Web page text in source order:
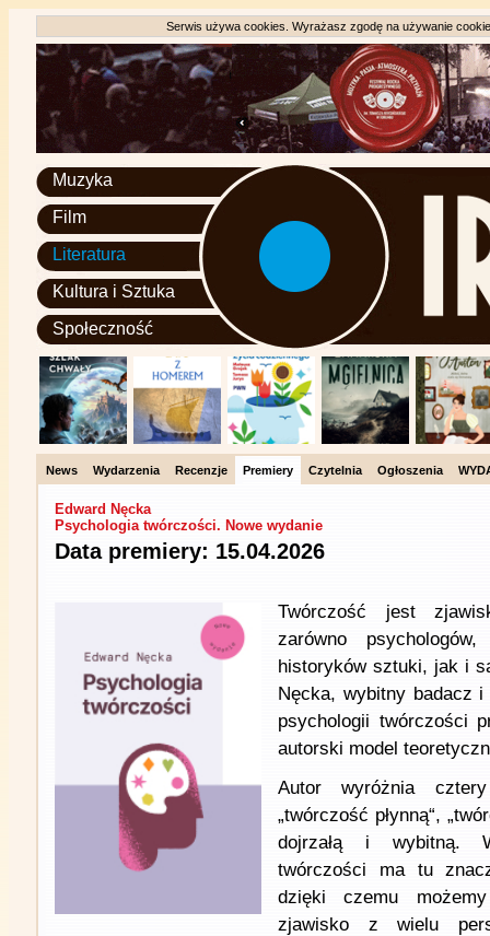
Serwis używa cookies. Wyrażasz zgodę na używanie
Muzyka
Film
Literatura
Kultura i Sztuka
Społeczność
News Wydarzenia Recenzje Premiery Czytelnia Ogłoszenia
Edward Nęcka
Psychologia twórczości. Nowe wydanie
Data premiery: 15.04.2026
Twórczość jest
zarówno
historyków sztuki, jak i
Nęcka, wybitny badacz
psychologii twórczości
autorski model
Autor wyróżnia
„twórczość płynną“,
dojrzałą i wybitną.
twórczości ma tu
dzięki czemu
zjawisko z wielu